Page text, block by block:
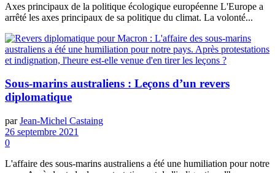
Axes principaux de la politique écologique européenne L'Europe a
arrêté les axes principaux de sa politique du climat. La volonté...
Sous-marins australiens : Leçons d’un revers
diplomatique
par Jean-Michel Castaing
26 septembre 2021
0
L'affaire des sous-marins australiens a été une humiliation pour notre